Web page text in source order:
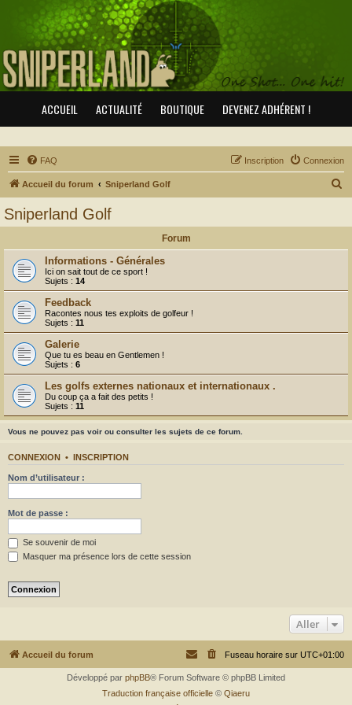
ACCUEIL ACTUALITÉ BOUTIQUE DEVENEZ ADHÉRENT !
FAQ Connexion
Inscription
Accueil du forum Sniperland Golf
e
Sniperland Golf
Forum
Informations - Générales
Ici on sait tout de ce sport !
Sujets : 14
Feedback
Racontes nous tes exploits de golfeur !
Sujets : 11
Galerie
Que tu es beau en Gentlemen !
Sujets : 6
Les golfs externes nationaux et internationaux .
Du coup ça a fait des petits !
Sujets : 11
Vous ne pouvez pas voir ou consulter les sujets de ce forum.
CONNEXION • INSCRIPTION
Nom d’utilisateur :
Mot de passe :
Se souvenir de moi
Masquer ma présence lors de cette session
Aller
Accueil du forum Fuseau horaire sur UTC+01:00
Développé par phpBB® Forum Software © phpBB Limited
Traduction française officielle © Qiaeru